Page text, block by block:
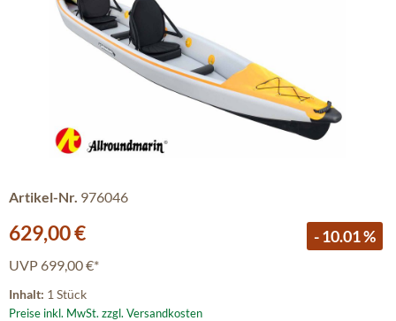
Artikel-Nr. 976046
Verkaufspreis:
629,00 € - 10.01 %
UVP 699,00 €*
Inhalt: 1 Stück
Preise inkl. MwSt. zzgl. Versandkosten